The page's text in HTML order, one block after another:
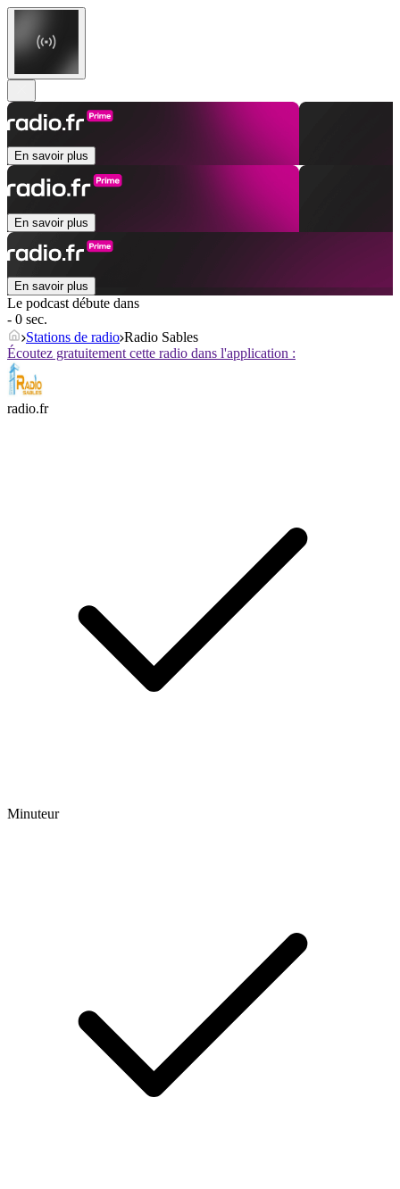
En savoir plus
En savoir plus
En savoir plus
Le podcast débute dans
- 0 sec.
Stations de radio Radio Sables
Écoutez gratuitement cette radio dans l'application :
radio.fr
Minuteur